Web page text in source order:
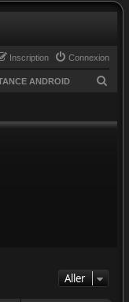
Connexion
Inscription
ANDROID
Aller